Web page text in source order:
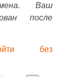
Ваш
после
без